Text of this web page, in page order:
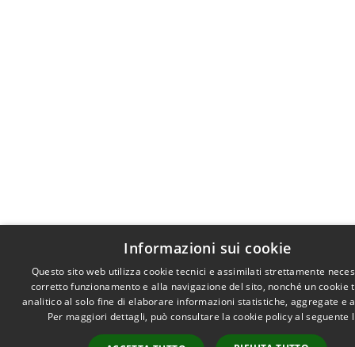
Informazioni sui cookie
Questo sito web utilizza cookie tecnici e assimilati strettamente
corretto funzionamento e alla navigazione del sito, nonché un cookie
analitico al solo fine di elaborare informazioni statistiche, aggregate e
Per maggiori dettagli, può consultare la cookie policy al seguente